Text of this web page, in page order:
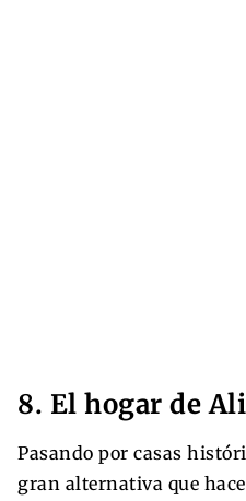
8. El hogar de
Pasando por casas
gran alternativa que